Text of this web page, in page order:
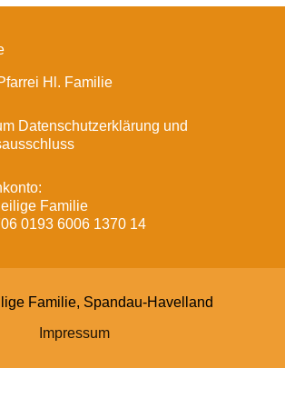
Hl. Familie
Datenschutzerklärung und
Familie
0193 6006 1370 14
Familie, Spandau-Havelland
Impressum